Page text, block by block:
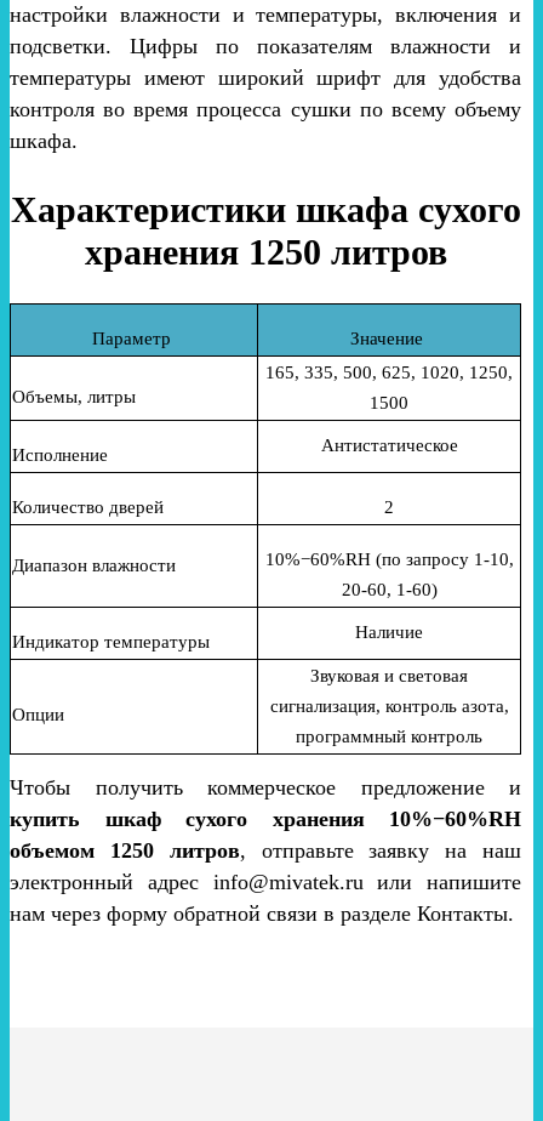
настройки влажности и температуры, включения и
подсветки. Цифры по показателям влажности и
температуры имеют широкий шрифт для удобства
контроля во время процесса сушки по всему объему
шкафа.
Характеристики шкафа сухого
хранения 1250 литров
Параметр Значение
Объемы, литры
165, 335, 500, 625, 1020, 1250,
1500
Исполнение Антистатическое
Количество дверей 2
Диапазон влажности
10%−60%RH (по запросу 1-10,
20-60, 1-60)
Индикатор температуры Наличие
Опции
Звуковая и световая
сигнализация, контроль азота,
программный контроль
Чтобы получить коммерческое предложение и
купить шкаф сухого хранения 10%−60%RH
объемом 1250 литров, отправьте заявку на наш
электронный адрес info@mivatek.ru или напишите
нам через форму обратной связи в разделе Контакты.